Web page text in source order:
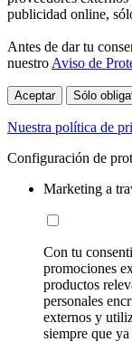
publicidad online,
Antes de dar tu
nuestro Aviso de
Aceptar Sólo
Nuestra política de
Configuración de
Marketing a
Con tu
promociones
productos
personales
externos y
siempre que